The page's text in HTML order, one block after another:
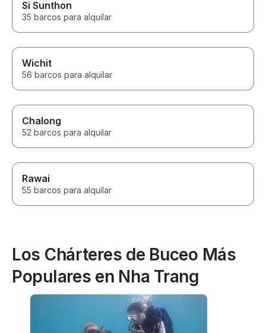
Si Sunthon
35 barcos para alquilar
Wichit
56 barcos para alquilar
Chalong
52 barcos para alquilar
Rawai
55 barcos para alquilar
Los Chárteres de Buceo Más
Populares en Nha Trang